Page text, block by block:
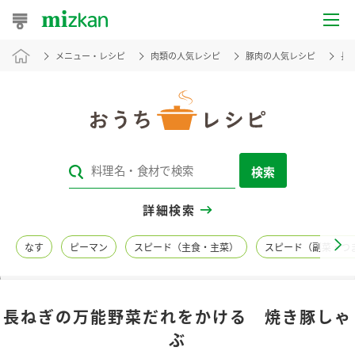
おうちレシピ
レシピカテゴリ一覧
レシピ名特集
商品情報
メニュー・レシピ 肉類の人気レシピ 豚肉の人気レシピ 長
検索
詳細検索
なす ピーマン スピード（主食・主菜） スピード（副菜・つ
長ねぎの万能野菜だれをかける 焼き豚しゃ
ぶ